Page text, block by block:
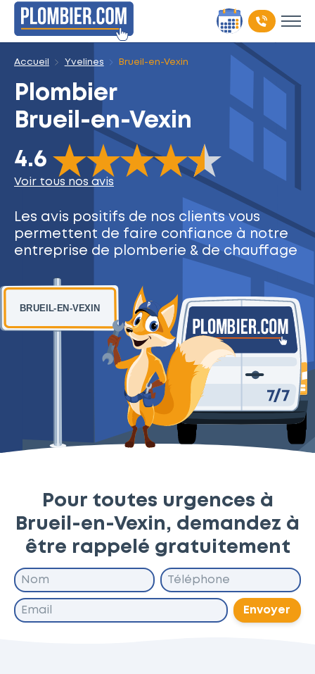
Accueil Yvelines Brueil-en-Vexin
Plombier
Brueil-en-Vexin
4.6
The rating of this product is 4.6out of 5
Voir tous nos avis
Les avis positifs de nos clientsvous
permettent de faire confiance à notre
entreprise de plomberie & de chauffage
BRUEIL-EN-VEXIN
Pour toutes urgences à
Brueil-en-Vexin, demandez à
être rappelé gratuitement
Envoyer